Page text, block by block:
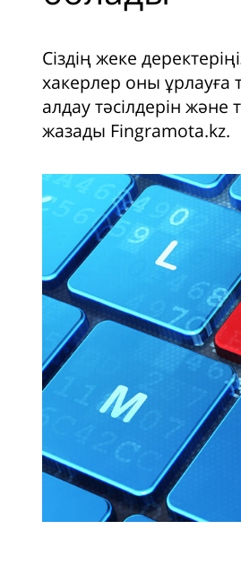
Сіздің жеке
хакерлер оны
алдау тәсілдерін
жазады Fingramota.kz.